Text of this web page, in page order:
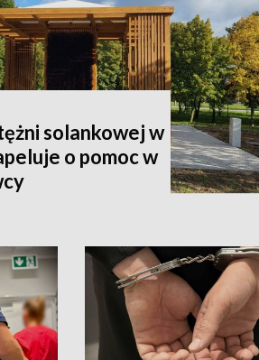
solankowej w
o pomoc w